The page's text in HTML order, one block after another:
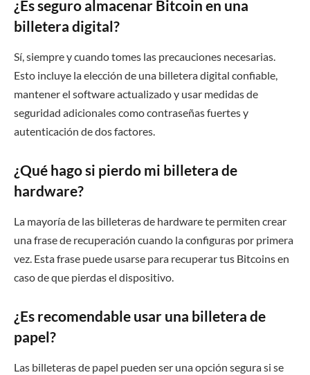
¿Es seguro almacenar Bitcoin en una
billetera digital?
Sí, siempre y cuando tomes las precauciones necesarias.
Esto incluye la elección de una billetera digital confiable,
mantener el software actualizado y usar medidas de
seguridad adicionales como contraseñas fuertes y
autenticación de dos factores.
¿Qué hago si pierdo mi billetera de
hardware?
La mayoría de las billeteras de hardware te permiten crear
una frase de recuperación cuando la configuras por primera
vez. Esta frase puede usarse para recuperar tus Bitcoins en
caso de que pierdas el dispositivo.
¿Es recomendable usar una billetera de
papel?
Las billeteras de papel pueden ser una opción segura si se